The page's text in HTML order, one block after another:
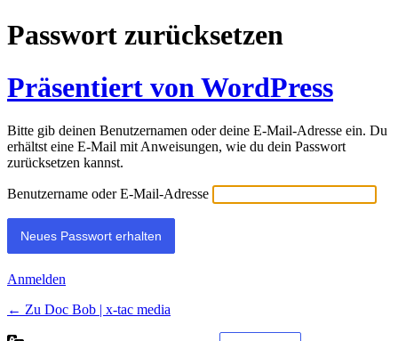
Passwort zurücksetzen
Präsentiert von WordPress
Bitte gib deinen Benutzernamen oder deine E-Mail-Adresse ein. Du
erhältst eine E-Mail mit Anweisungen, wie du dein Passwort
zurücksetzen kannst.
Benutzername oder E-Mail-Adresse
Anmelden
← Zu Doc Bob | x-tac media